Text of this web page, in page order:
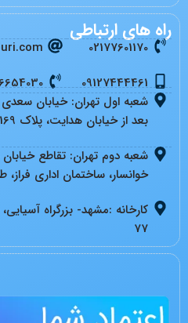
راه های ارتباطی
02177601170
09127444461
شعبه اول تهران: خیابان سعدی
بعد از خیابان هدایت، پلاک 169
شعبه دوم تهران: تقاطع خیابان
خوانسار، ساختمان اداری فراز،
77